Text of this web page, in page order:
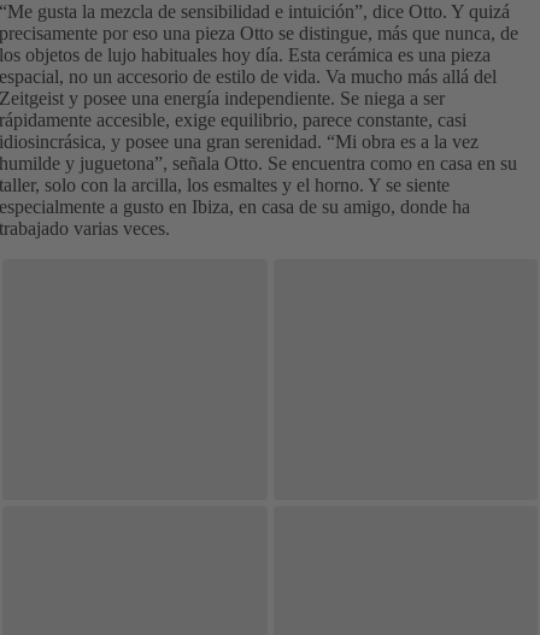
“Me gusta la mezcla de sensibilidad e intuición”, dice Otto. Y quizá
precisamente por eso una pieza Otto se distingue, más que nunca, de
los objetos de lujo habituales hoy día. Esta cerámica es una pieza
espacial, no un accesorio de estilo de vida. Va mucho más allá del
Zeitgeist y posee una energía independiente. Se niega a ser
rápidamente accesible, exige equilibrio, parece constante, casi
idiosincrásica, y posee una gran serenidad. “Mi obra es a la vez
humilde y juguetona”, señala Otto. Se encuentra como en casa en su
taller, solo con la arcilla, los esmaltes y el horno. Y se siente
especialmente a gusto en Ibiza, en casa de su amigo, donde ha
trabajado varias veces.